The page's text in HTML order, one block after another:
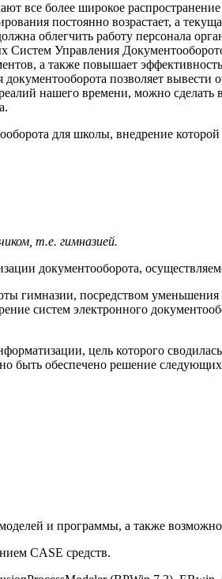
все более широкое
постоянно возрастает, а
облегчить работу персонала
Управления
а также повышает
позволяет вывести
нашего времени, можно
для школы, внедрение
т.е. гимназией.
документооборота,
гимназии, посредством уменьшения
систем электронного
цель которого
быть обеспечено решение следующих
и программы, а также
CASE средств.